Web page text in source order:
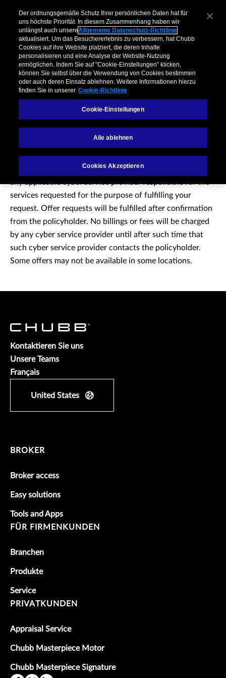
Thank you!
The information you provided will be sent to Chubb and
services requested for the purpose of fulfilling your
request. Offer requests will be fulfilled after confirmation
from the policyholder. No billings or fees will be charged
by any cyber service provider until after such time that
such cyber service provider contacts the policyholder.
Some offers may not be available in some locations.
Kontaktieren Sie uns
Unsere Teams
Français
United States
BROKER
Broker access
Easy solutions
Tools and Apps
FÜR FIRMENKUNDEN
Branchen
Produkte
Service
PRIVATKUNDEN
Appraisal Service
Chubb Masterpiece Motor
Chubb Masterpiece Signature
Der ordnungsgemäße Schutz Ihrer persönlichen Daten hat für
uns höchste Priorität. In diesem Zusammenhang haben wir
unlängst auch unsereAllgemeine Datenschutz-Richtlinie
aktualisiert. Um das Besuchererlebnis zu verbessern, hat Chubb
Cookies auf ihre Website platziert, die deren Inhalte
personalisieren und eine Analyse der Website-Nutzung
ermöglichen. Indem Sie auf "Cookie-Einstellungen” klicken,
können Sie selbst über die Verwendung von Cookies bestimmen
oder auch deren Einsatz ablehnen. Weitere Informationen hierzu
finden Sie in unserer Cookie-Richtlinie
Cookie-Einstellungen
Alle ablehnen
Cookies Akzeptieren